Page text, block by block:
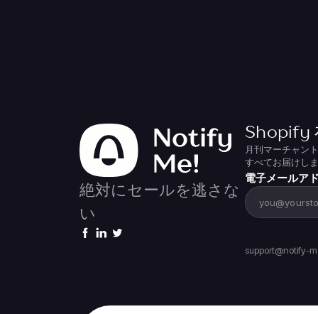
絶対にセールを逃さな
い
Shopify
月刊マーチャン
すべてお届けし
電子メールア
support@notify-